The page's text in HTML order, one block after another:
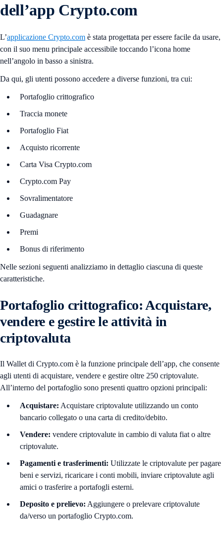
dell’app Crypto.com
L’applicazione Crypto.com è stata progettata per essere facile da usare,
con il suo menu principale accessibile toccando l’icona home
nell’angolo in basso a sinistra.
Da qui, gli utenti possono accedere a diverse funzioni, tra cui:
Portafoglio crittografico
Traccia monete
Portafoglio Fiat
Acquisto ricorrente
Carta Visa Crypto.com
Crypto.com Pay
Sovralimentatore
Guadagnare
Premi
Bonus di riferimento
Nelle sezioni seguenti analizziamo in dettaglio ciascuna di queste
caratteristiche.
Portafoglio crittografico: Acquistare,
vendere e gestire le attività in
criptovaluta
Il Wallet di Crypto.com è la funzione principale dell’app, che consente
agli utenti di acquistare, vendere e gestire oltre 250 criptovalute.
All’interno del portafoglio sono presenti quattro opzioni principali:
Acquistare: Acquistare criptovalute utilizzando un conto
bancario collegato o una carta di credito/debito.
Vendere: vendere criptovalute in cambio di valuta fiat o altre
criptovalute.
Pagamenti e trasferimenti: Utilizzate le criptovalute per pagare
beni e servizi, ricaricare i conti mobili, inviare criptovalute agli
amici o trasferire a portafogli esterni.
Deposito e prelievo: Aggiungere o prelevare criptovalute
da/verso un portafoglio Crypto.com.